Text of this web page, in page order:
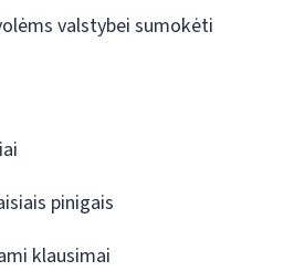
valstybei sumokėti
pinigais
klausimai